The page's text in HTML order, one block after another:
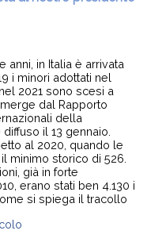
anni, in Italia è arrivata
i minori adottati nel
2021 sono scesi a
dal Rapporto
della
il 13 gennaio.
al 2020, quando le
minimo storico di 526.
già in forte
erano stati ben 4.130 i
si spiega il tracollo